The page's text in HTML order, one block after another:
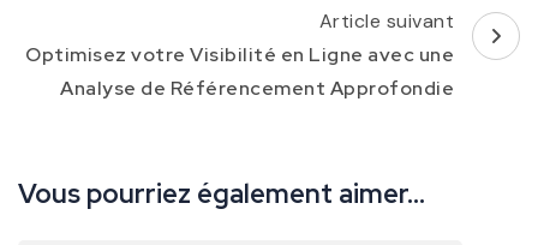
Article suivant
Optimisez votre Visibilité en Ligne avec une
Analyse de Référencement Approfondie
Vous pourriez également aimer...